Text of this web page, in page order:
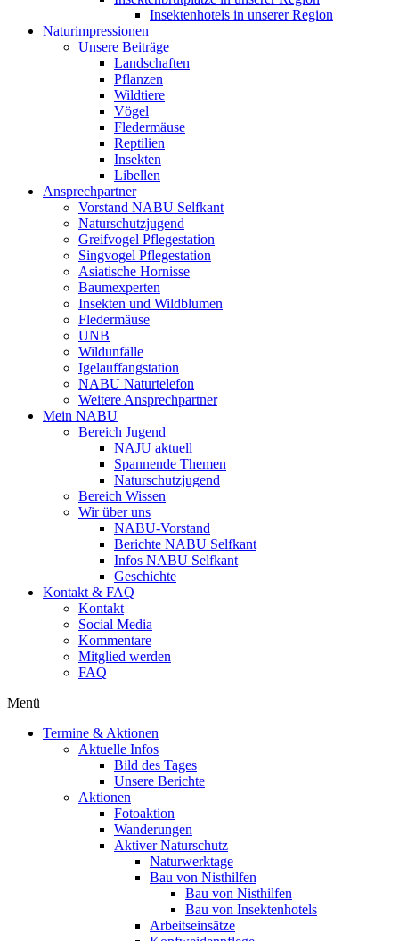
Insektenhotels in unserer Region
Naturimpressionen
Unsere Beiträge
Landschaften
Pflanzen
Wildtiere
Vögel
Fledermäuse
Reptilien
Insekten
Libellen
Ansprechpartner
Vorstand NABU Selfkant
Naturschutzjugend
Greifvogel Pflegestation
Singvogel Pflegestation
Asiatische Hornisse
Baumexperten
Insekten und Wildblumen
Fledermäuse
UNB
Wildunfälle
Igelauffangstation
NABU Naturtelefon
Weitere Ansprechpartner
Mein NABU
Bereich Jugend
NAJU aktuell
Spannende Themen
Naturschutzjugend
Bereich Wissen
Wir über uns
NABU-Vorstand
Berichte NABU Selfkant
Infos NABU Selfkant
Geschichte
Kontakt & FAQ
Kontakt
Social Media
Kommentare
Mitglied werden
FAQ
Menü
Termine & Aktionen
Aktuelle Infos
Bild des Tages
Unsere Berichte
Aktionen
Fotoaktion
Wanderungen
Aktiver Naturschutz
Naturwerktage
Bau von Nisthilfen
Bau von Nisthilfen
Bau von Insektenhotels
Arbeitseinsätze